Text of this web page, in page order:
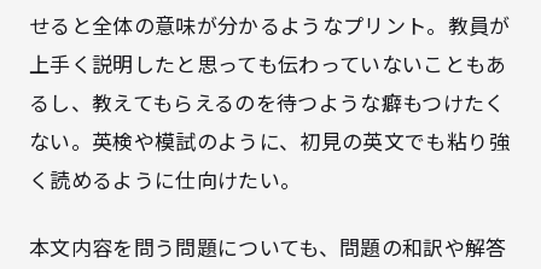
せると全体の意味が分かるようなプリント。教員が
上手く説明したと思っても伝わっていないこともあ
るし、教えてもらえるのを待つような癖もつけたく
ない。英検や模試のように、初見の英文でも粘り強
く 読めるように仕向けたい。
本文内容を問う問題についても、問題の和訳や解答